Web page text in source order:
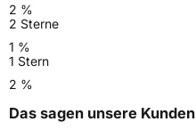
2 %
2 Sterne
1 %
1 Stern
2 %
Das sagen unsere Kunden